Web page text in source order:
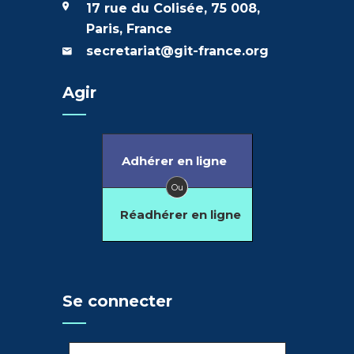
17 rue du Colisée, 75 008,
Paris, France
secretariat@git-france.org
Agir
Adhérer en ligne
Ou
Réadhérer en ligne
Se connecter